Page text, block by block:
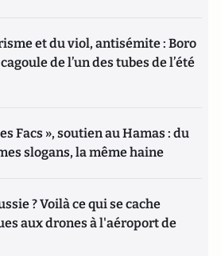
et du viol, antisémite : Boro
de l’un des tubes de l’été
Facs », soutien au Hamas : du
slogans, la même haine
? Voilà ce qui se cache
aux drones à l'aéroport de